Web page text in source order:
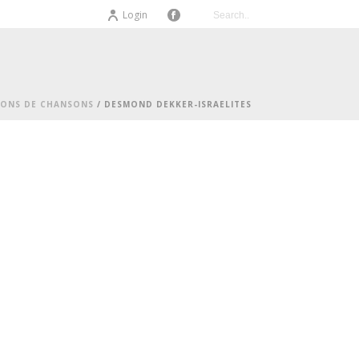
Login
DE CHANSONS / DESMOND DEKKER-ISRAELITES